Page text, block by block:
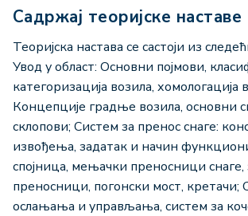
Садржај теоријске наставе
Теоријска настава се састоји из
Увод у област: Основни појмови,
категоризација возила, хомологација
Концепције градње возила, основни
склопови; Систем за пренос снаге:
извођења, задатак и начин
спојница, мењачки преносници снаге,
преносници, погонски мост, кретачи;
ослањања и управљања, систем за